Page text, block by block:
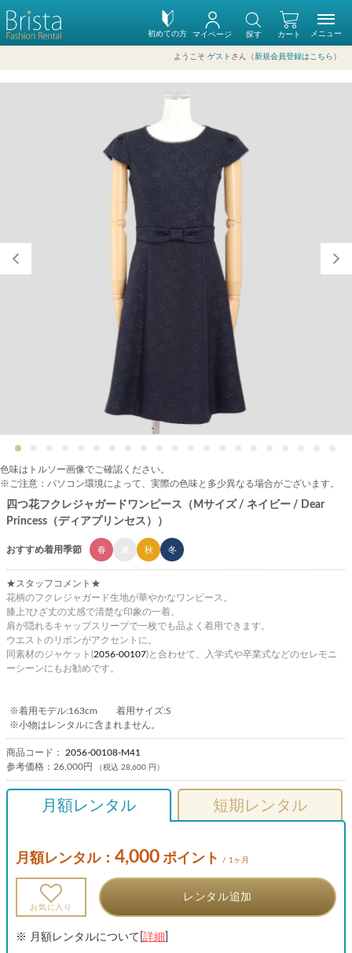
初めての方 カート
マイページ 探す
ようこそ ゲスト さん（新規会員登録はこちら ）
メニュー
色味はトルソー画像でご確認ください。
※ご注意：パソコン環境によって、実際の色味と多少異なる場合がございます。
四つ花フクレジャガードワンピース（Mサイズ / ネイビー / Dear
Princess（ディアプリンセス））
おすすめ着用季節 春 秋 冬
★スタッフコメント★
花柄のフクレジャガード生地が華やかなワンピース。
膝上?ひざ丈の丈感で清楚な印象の一着。
肩が隠れるキャップスリーブで一枚でも品よく着用できます。
ウエストのリボンがアクセントに。
同素材のジャケット(2056-00107)と合わせて、入学式や卒業式などのセレモニ
ーシーンにもお勧めです。
※着用モデル:163cm 着用サイズ:S
※小物はレンタルに含まれません。
商品コード： 2056-00108-M41
参考価格： 26,000円 （税込 28,600 円）
月額レンタル 短期レンタル
月額レンタル： 4,000 ポイント / 1ヶ月
お気に入り
レンタル追加
※ 月額レンタルについて[ 詳細